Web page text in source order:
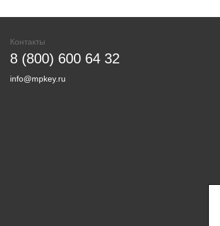
Контакты
8 (800) 600 64 32
info@mpkey.ru